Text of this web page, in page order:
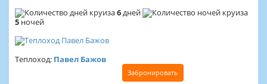
6дней
5 ночей
Теплоход: Павел Бажов
Забронировать